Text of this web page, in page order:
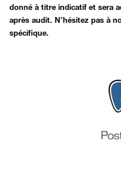
donné à titre indicatif et sera
après audit. N’hésitez pas à
spécifique.